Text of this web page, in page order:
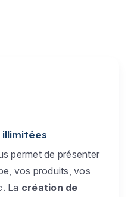
permet de présenter
vos produits, vos
La création de